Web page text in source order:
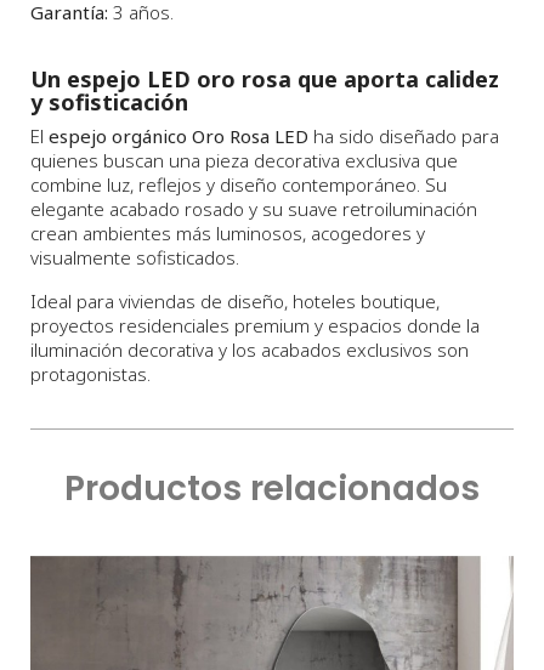
Garantía: 3 años.
Un espejo LED oro rosa que aporta calidez
y sofisticación
El espejo orgánico Oro Rosa LED ha sido diseñado para
quienes buscan una pieza decorativa exclusiva que
combine luz, reflejos y diseño contemporáneo. Su
elegante acabado rosado y su suave retroiluminación
crean ambientes más luminosos, acogedores y
visualmente sofisticados.
Ideal para viviendas de diseño, hoteles boutique,
proyectos residenciales premium y espacios donde la
iluminación decorativa y los acabados exclusivos son
protagonistas.
Productos relacionados